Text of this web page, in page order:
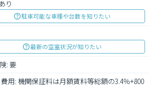
り
駐車可能な車種や台数を知りたい
最新の空室状況が知りたい
: 要
用: 機関保証料は月額賃料等総額の3.4％+800